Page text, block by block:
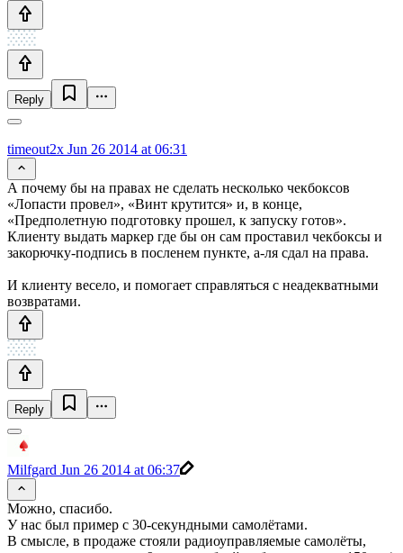
Reply
timeout2x Jun 26 2014 at 06:31
А почему бы на правах не сделать несколько чекбоксов
«Лопасти провел», «Винт крутится» и, в конце,
«Предполетную подготовку прошел, к запуску готов».
Клиенту выдать маркер где бы он сам проставил чекбоксы и
закорючку-подпись в посленем пункте, а-ля сдал на права.
И клиенту весело, и помогает справляться с неадекватными
возвратами.
Reply
Milfgard Jun 26 2014 at 06:37
Можно, спасибо.
У нас был пример с 30-секундными самолётами.
В смысле, в продаже стояли радиоуправляемые самолёты,